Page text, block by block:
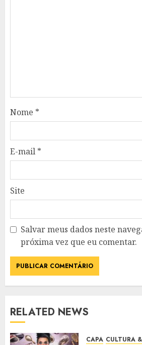
Nome *
E-mail *
Site
Salvar meus dados neste
próxima vez que eu comentar.
RELATED NEWS
CAPA CULTURA